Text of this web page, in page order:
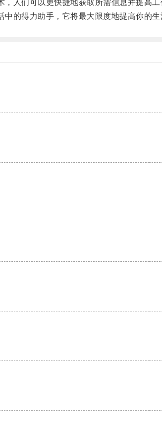
人们可以更快捷地获取所需信息并提高工
得力助手，它将最大限度地提高你的生